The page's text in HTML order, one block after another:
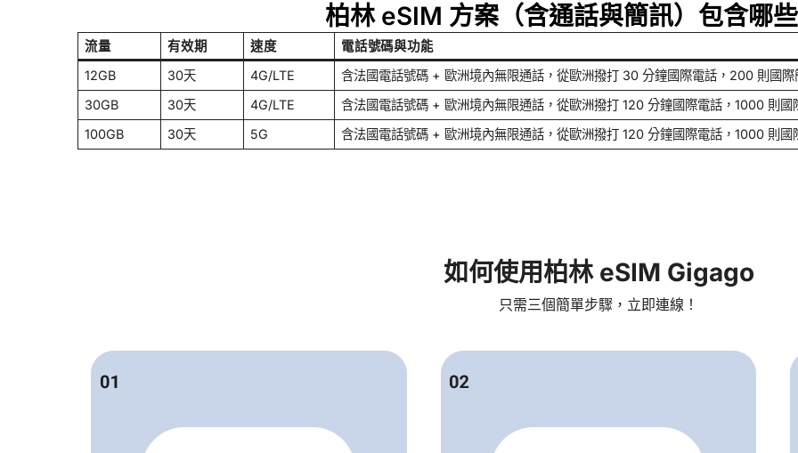
柏林 eSIM 方案（含通話與簡訊）包含哪
流量 有效期 速度
電話號碼與功能
12GB
30天 4G/LTE
含法國電話號碼 + 歐洲境內無限通話，從歐洲撥打 30 分鐘國際電話，200 則國際
30GB
30天 4G/LTE
含法國電話號碼 + 歐洲境內無限通話，從歐洲撥打 120 分鐘國際電話，1000 則國
100GB
30天 5G 含法國電話號碼 + 歐洲境內無限通話，從歐洲撥打 120 分鐘國際電話，1000 則國
如何使用柏林 eSIM Gigago
只需三個簡單步驟，立即連線！